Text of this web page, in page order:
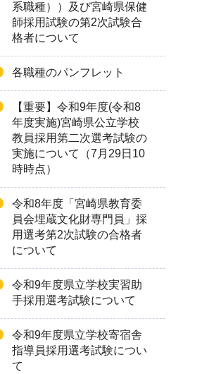
系職種））及び宮崎県保健
師採用試験の第2次試験合
格者について
各職種のパンフレット
【重要】令和9年度(令和8
年度実施)宮崎県公立学校
教員採用第二次選考試験の
実施について（7月29日10
時時点）
令和8年度「宮崎県教育委
員会埋蔵文化財専門員」採
用選考第2次試験の合格者
について
令和9年度県立学校実習助
手採用選考試験について
令和9年度県立学校寄宿舎
指導員採用選考試験につい
て